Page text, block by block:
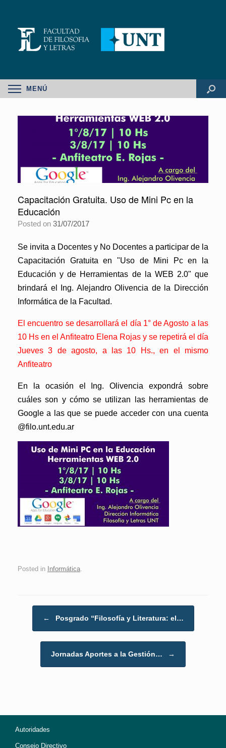
MENÚ
Capacitación Gratuita. Uso de Mini Pc en la
Educación
Posted on 31/07/2017
Se invita a Docentes y No Docentes a participar de la
Capacitación Gratuita en "Uso de Mini Pc en la
Educación y de Herramientas de la WEB 2.0" que
brindará el Ing. Alejandro Olivencia de la Dirección
Informática de la Facultad.
El encuentro se desarrollará el día 1° de Agosto a las
10 Hs en el Anfiteatro Elena Rojas y se repetirá el día
Jueves 3 de agosto, a las 10 Hs., en el mismo
Anfiteatro
En la ocasión el Ing. Olivencia expondrá sobre
cuáles son y cómo se utilizan las herramientas de
Google a las que se puede acceder con una cuenta
@filo.unt.edu.ar
Posted in Informática
← Posgrado “Filosofía y Literatura: el…
Jornadas Aportes a la Gestión… →
Autoridades
Consejo Directivo